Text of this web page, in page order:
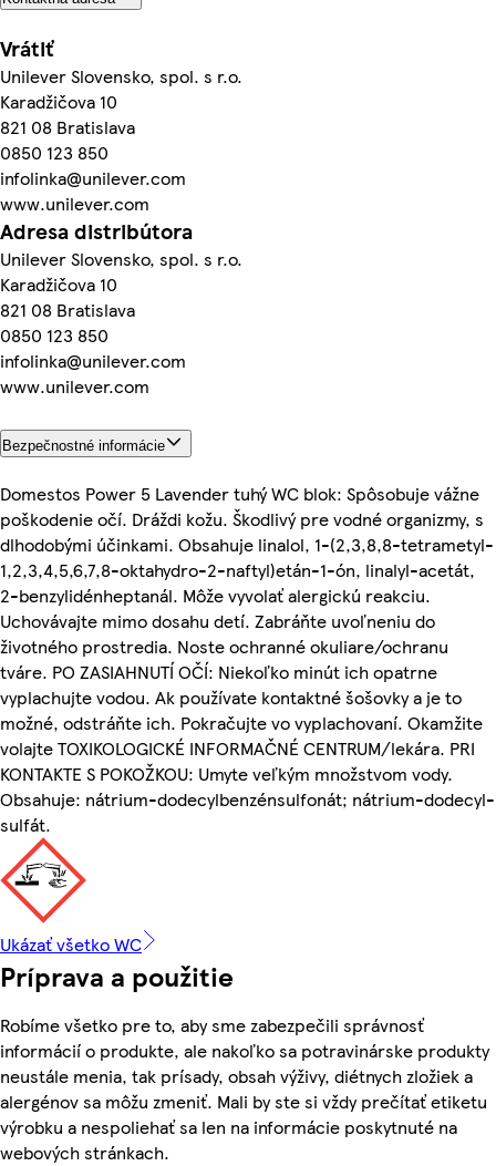
Vrátiť
Unilever Slovensko, spol. s r.o.
Karadžičova 10
821 08 Bratislava
0850 123 850
infolinka@unilever.com
www.unilever.com
Adresa distribútora
Unilever Slovensko, spol. s r.o.
Karadžičova 10
821 08 Bratislava
0850 123 850
infolinka@unilever.com
www.unilever.com
Bezpečnostné informácie
Domestos Power 5 Lavender tuhý WC blok: Spôsobuje vážne
poškodenie očí. Dráždi kožu. Škodlivý pre vodné organizmy, s
dlhodobými účinkami. Obsahuje linalol, 1-(2,3,8,8-tetrametyl-
1,2,3,4,5,6,7,8-oktahydro-2-naftyl)etán-1-ón, linalyl-acetát,
2-benzylidénheptanál. Môže vyvolať alergickú reakciu.
Uchovávajte mimo dosahu detí. Zabráňte uvoľneniu do
životného prostredia. Noste ochranné okuliare/ochranu
tváre. PO ZASIAHNUTÍ OČÍ: Niekoľko minút ich opatrne
vyplachujte vodou. Ak používate kontaktné šošovky a je to
možné, odstráňte ich. Pokračujte vo vyplachovaní. Okamžite
volajte TOXIKOLOGICKÉ INFORMAČNÉ CENTRUM/lekára. PRI
KONTAKTE S POKOŽKOU: Umyte veľkým množstvom vody.
Obsahuje: nátrium-dodecylbenzénsulfonát; nátrium-dodecyl-
sulfát.
Ukázať všetko WC
Príprava a použitie
Robíme všetko pre to, aby sme zabezpečili správnosť
informácií o produkte, ale nakoľko sa potravinárske produkty
neustále menia, tak prísady, obsah výživy, diétnych zložiek a
alergénov sa môžu zmeniť. Mali by ste si vždy prečítať etiketu
výrobku a nespoliehať sa len na informácie poskytnuté na
webových stránkach.